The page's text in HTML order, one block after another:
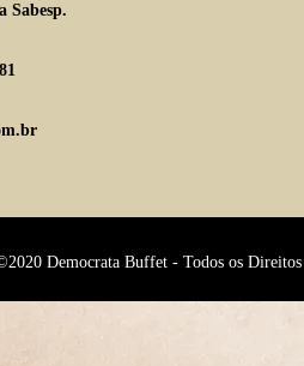
Sabesp.
Democrata Buffet - Todos os Direitos